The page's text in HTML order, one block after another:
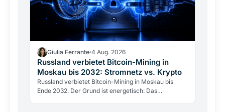
Giulia Ferrante 4 Aug. 2026
Russland verbietet Bitcoin-Mining in
Moskau bis 2032: Stromnetz vs. Krypto
Russland verbietet Bitcoin-Mining in Moskau bis
Ende 2032. Der Grund ist energetisch: Das